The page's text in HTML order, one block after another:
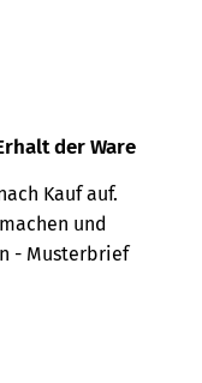
der Ware
Kauf auf.
und
- Musterbrief